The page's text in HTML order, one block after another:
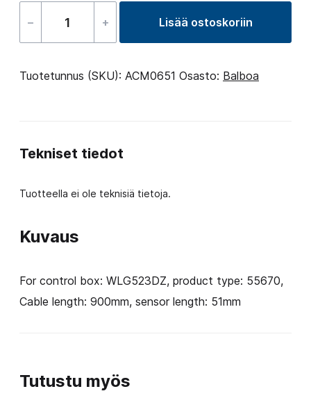
–
Sensor
Balboa
+ Lisää ostoskoriin
Tuotetunnus (SKU): ACM0651 Osasto: Balboa
Kuvaus
For control box: WLG523DZ, product type: 55670,
Cable length: 900mm, sensor length: 51mm
Tekniset tiedot
Tuotteella ei ole teknisiä tietoja.
Tutustu myös